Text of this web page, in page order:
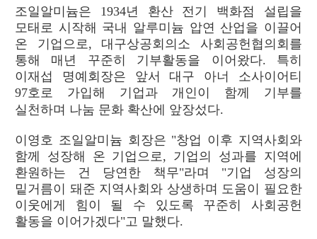
조일알미늄은 1934년 환산 전기 백화점 설립을
모태로 시작해 국내 알루미늄 압연 산업을 이끌어
온 기업으로, 대구상공회의소 사회공헌협의회를
통해 매년 꾸준히 기부활동을 이어왔다. 특히
이재섭 명예회장은 앞서 대구 아너 소사이어티
97호로 가입해 기업과 개인이 함께 기부를
실천하며 나눔 문화 확산에 앞장섰다.
이영호 조일알미늄 회장은 "창업 이후 지역사회와
함께 성장해 온 기업으로, 기업의 성과를 지역에
환원하는 건 당연한 책무"라며 "기업 성장의
밑거름이 돼준 지역사회와 상생하며 도움이 필요한
이웃에게 힘이 될 수 있도록 꾸준히 사회공헌
활동을 이어가겠다"고 말했다.